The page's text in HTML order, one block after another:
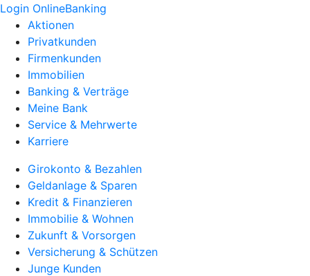
Login OnlineBanking
Aktionen
Privatkunden
Firmenkunden
Immobilien
Banking & Verträge
Meine Bank
Service & Mehrwerte
Karriere
Girokonto & Bezahlen
Geldanlage & Sparen
Kredit & Finanzieren
Immobilie & Wohnen
Zukunft & Vorsorgen
Versicherung & Schützen
Junge Kunden